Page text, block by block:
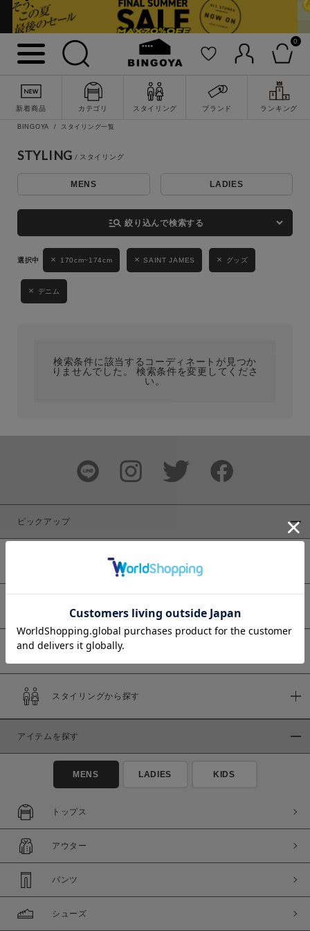
0
新着商品 カテゴリ スタイリング ブランド ランキング
詳細検索
キーワード
性別
MENS LADIES KIDS
ブランド
商品タイプ
通常商品
セール価格
在庫
在庫あり
BINGOYA スタイリング一覧
STYLING
MENS LADIES
manage_search 絞り込んで検索する
170cm~174cm SAINT JAMES グッズ
デニム
検索条件に該当するコーディネートが見つか
りませんでした。 検索条件を変更してくださ
い。
ピックアップ
予約商品
スタイリングから探す
アイテムを探す
MENS LADIES KIDS
トップス
アウター
パンツ
シューズ